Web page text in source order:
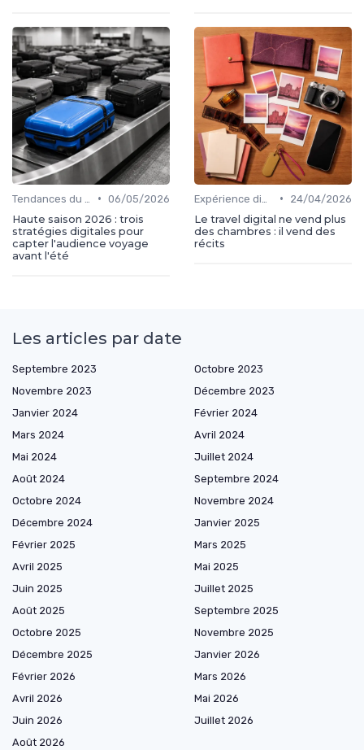
• 06/05/2026
Haute saison 2026 : trois
stratégies digitales pour
capter l'audience voyage
avant l'été
•
24/04/2026
Le travel digital ne vend plus
des chambres : il vend des
récits
Les articles par date
Septembre 2023
Octobre 2023
Novembre 2023
Décembre 2023
Janvier 2024
Février 2024
Mars 2024
Avril 2024
Mai 2024
Juillet 2024
Août 2024
Septembre 2024
Octobre 2024
Novembre 2024
Décembre 2024
Janvier 2025
Février 2025
Mars 2025
Avril 2025
Mai 2025
Juin 2025
Juillet 2025
Août 2025
Septembre 2025
Octobre 2025
Novembre 2025
Décembre 2025
Janvier 2026
Février 2026
Mars 2026
Avril 2026
Mai 2026
Juin 2026
Juillet 2026
Août 2026